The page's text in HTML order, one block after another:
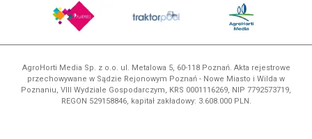
AgroHorti Media Sp. z o.o. ul. Metalowa 5, 60-118 Poznań. Akta rejestrowe
przechowywane w Sądzie Rejonowym Poznań - Nowe Miasto i Wilda w
Poznaniu, VIII Wydziale Gospodarczym, KRS 0001116269, NIP 7792573719,
REGON 529158846, kapitał zakładowy: 3.608.000 PLN.